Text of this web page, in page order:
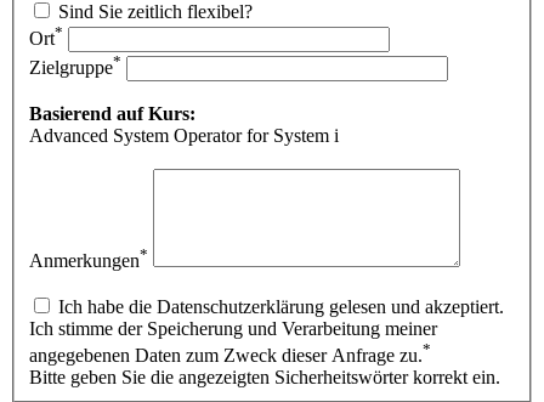
Sind Sie zeitlich flexibel?
Ort*
Zielgruppe*
Basierend auf Kurs:
Advanced System Operator for System i
Anmerkungen*
Ich habe die Datenschutzerklärung gelesen und akzeptiert.
Ich stimme der Speicherung und Verarbeitung meiner
angegebenen Daten zum Zweck dieser Anfrage zu.*
Bitte geben Sie die angezeigten Sicherheitswörter korrekt ein.